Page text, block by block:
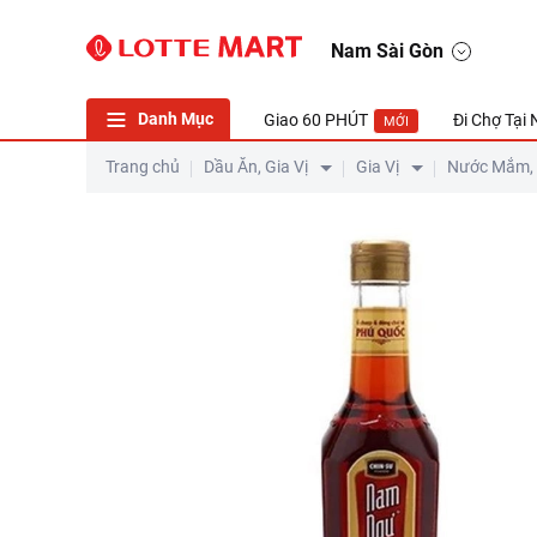
Nam Sài Gòn
Danh Mục Giao 60 PHÚT MỚI Đi Chợ Tại
Trang chủ Dầu Ăn, Gia Vị Gia Vị Nước